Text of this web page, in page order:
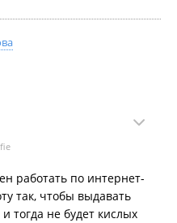
посещения данного
с постоянными
организовала, что
на второй этаж. В
В ответ на мое
вежливо, я не буду
мне сказали "хоспади".
работать по интернет-
так, чтобы выдавать
тогда не будет кислых